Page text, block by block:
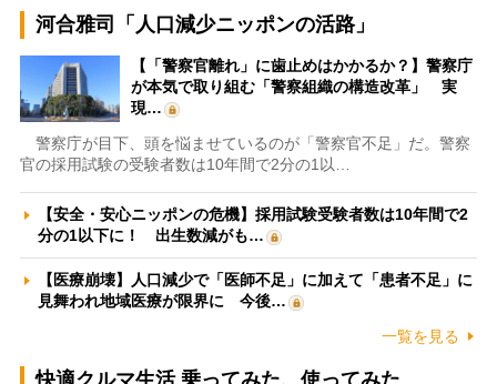
河合雅司「人口減少ニッポンの活路」
【「警察官離れ」に歯止めはかかるか？】警察庁
が本気で取り組む「警察組織の構造改革」 実
現…
警察庁が目下、頭を悩ませているのが「警察官不足」だ。警察
官の採用試験の受験者数は10年間で2分の1以…
【安全・安心ニッポンの危機】採用試験受験者数は10年間で2
分の1以下に！ 出生数減がも…
【医療崩壊】人口減少で「医師不足」に加えて「患者不足」に
見舞われ地域医療が限界に 今後…
一覧を見る